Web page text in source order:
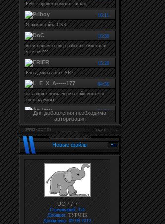
Для добавления необходима
авторизация
Новые файлы
UCP 7.7
Скачиваний: 324
Добавил: ТУРЧИК
Добавлено: 09.09.2012